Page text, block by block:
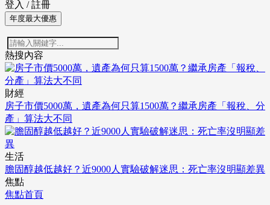
登入 / 註冊
年度最大優惠
熱搜內容
財經
房子市價5000萬，遺產為何只算1500萬？繼承房產「報稅、分
產」算法大不同
生活
膽固醇越低越好？近9000人實驗破解迷思：死亡率沒明顯差異
焦點
焦點首頁